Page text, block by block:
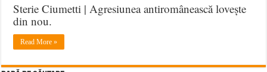
Sterie Ciumetti | Agresiunea antiromânească lovește
din nou.
Read More »